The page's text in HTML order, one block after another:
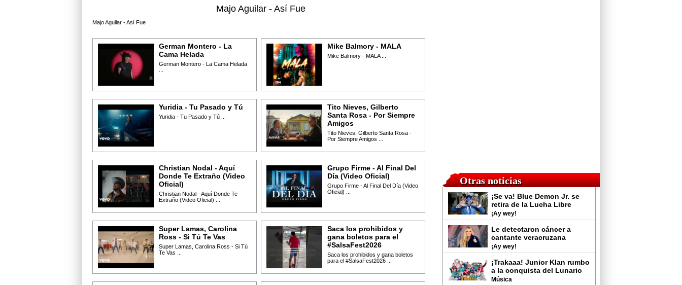
Otras noticias
¡Se va! Blue Demon Jr. se
retira de la Lucha Libre
¡Ay wey!
Le detectaron cáncer a
cantante veracruzana
¡Ay wey!
¡Trakaaa! Junior Klan rumbo
a la conquista del Lunario
del Auditorio Nacional
Música
Majo Aguilar - Así Fue
Majo Aguilar - Así Fue
German Montero - La
Cama Helada
German Montero - La Cama Helada
Mike Balmory - MALA
Mike Balmory - MALA ...
Yuridia - Tu Pasado y Tú
Yuridia - Tu Pasado y Tú ...
Tito Nieves, Gilberto
Santa Rosa - Por Siempre
Amigos
Tito Nieves, Gilberto Santa Rosa -
Por Siempre Amigos ...
Christian Nodal - Aquí
Donde Te Extraño (Video
Oficial)
Christian Nodal - Aquí Donde Te
Extraño (Video Oficial) ...
Grupo Firme - Al Final Del
Día (Video Oficial)
Grupo Firme - Al Final Del Día (Video
Oficial) ...
Super Lamas, Carolina
Ross - Si Tú Te Vas
Super Lamas, Carolina Ross - Si Tú
Te Vas ...
Saca los prohibidos y
gana boletos para el
#SalsaFest2026
Saca los prohibidos y gana boletos
para el #SalsaFest2026 ...